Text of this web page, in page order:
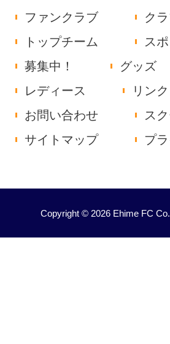
ファンクラブ
ク
トップチーム
ス
募集中！
グッズ
レディース
リンク
お問い合わせ
ス
サイトマップ
プ
Copyright © 2026 Ehime FC